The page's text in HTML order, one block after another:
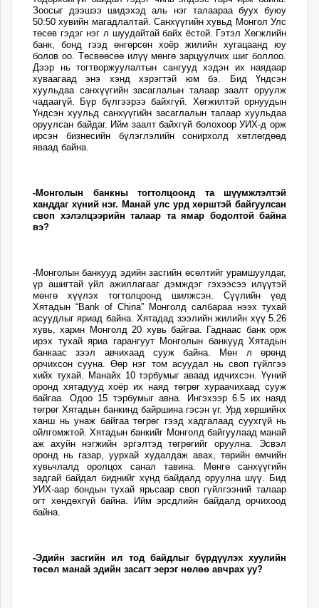
Зоосыг дээшээ шидэхэд аль нэг талаараа буух буюу
50:50 хувийн магадлалтай. Санхүүгийн хувьд Монгол Улс
төсөв гэдэг нэг л шуудайтай байх ёстой. Гэтэл Хөгжлийн
банк, бонд гээд өнгөрсөн хоёр жилийн хугацаанд юу
болов оо. Төсвөөсөө илүү мөнгө зарцуулчих шиг боллоо.
Дээр нь тогтворжуулалтын сангууд хэдэн их наядаар
хуваагаад энэ хэнд хэрэгтэй юм бэ. Бид Үндсэн
хуульдаа санхүүгийн засаглалын талаар заалт оруулж
чадаагүй. Бүр бүлгээрээ байхгүй. Хөгжилтэй орнуудын
Үндсэн хуульд санхүүгийн засаглалын талаар хуульдаа
оруулсан байдаг. Ийм заалт байхгүй болохоор УИХ-д орж
ирсэн бизнесийн бүлэглэлийн сонирхолд хөтлөгдөөд
яваад байна.
-Монголын банкны тогтолцоонд та шүүмжлэлтэй
ханддаг хүний нэг. Манай улс урд хөрштэй байгуулсан
своп хэлэлцээрийн талаар та ямар бодолтой байна
вэ?
-Монголын банкууд эдийн засгийн өсөлтийг урамшуулдаг,
үр ашигтай үйл ажиллагааг дэмждэг гэхээсээ илүүтэй
мөнгө хүүлэх тогтолцоонд шилжсэн. Сүүлийн үед
Хятадын “Bank of Сhina” Монголд салбараа нээх тухай
асуудлыг яриад байна. Хятадад зээлийн жилийн хүү 5.26
хувь, харин Монголд 20 хувь байгаа. Гаднаас банк орж
ирэх тухай яриа гарангуут Монголын банкууд Хятадын
банкаас зээл авчихаад сууж байна. Мөн л өрөнд
орчихсон сууна. Өөр нэг том асуудал нь своп гүйлгээ
хийх тухай. Манайх 10 тэрбумыг аваад идчихсэн. Үүний
оронд хятадууд хоёр их наяд төгрөг хураачихаад сууж
байгаа. Одоо 15 тэрбумыг авна. Ингэхээр 6.5 их наяд
төгрөг Хятадын банкинд байршина гэсэн үг. Урд хөршийнх
ханш нь унаж байгаа төгрөг гээд хадгалаад суухгүй нь
ойлгомжтой. Хятадын банкийг Монголд байгуулаад манай
аж ахуйн нэгжийн эргэлтэд төгрөгийг оруулна. Эсвэл
оронд нь газар, уурхай худалдаж авах, төрийн өмчийн
хувьчлалд оролцох санал тавина. Мөнгө санхүүгийн
задгай байдал биднийг хүнд байдалд оруулна шүү. Бид
УИХ-аар бондын тухай ярьсаар своп гүйлгээний талаар
огт хөндөхгүй байна. Ийм эрсдлийн байдалд орчихоод
байна.
-Эдийн засгийн ил тод байдлыг бүрдүүлэх хуулийн
төсөл манай эдийн засагт эерэг нөлөө авчрах уу?